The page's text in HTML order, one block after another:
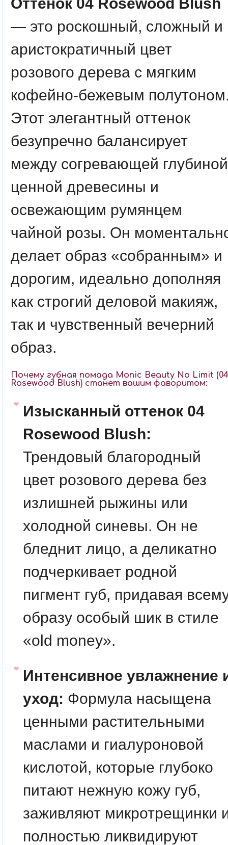
— это роскошный, сложный и
аристократичный цвет
розового дерева с мягким
кофейно-бежевым
Этот элегантный оттенок
безупречно балансирует
между согревающей глубиной
ценной древесины и
освежающим румянцем
чайной розы. Он
делает образ «собранным» и
дорогим, идеально дополняя
как строгий деловой макияж,
так и чувственный вечерний
образ.
Почему губная помада Monic Beauty No Limit (04
Rosewood Blush) станет вашим фаворитом:
Изысканный оттенок 04
Rosewood Blush:
Трендовый благородный
цвет розового дерева без
излишней рыжины или
холодной синевы. Он не
бледнит лицо, а деликатно
подчеркивает родной
пигмент губ, придавая
образу особый шик в стиле
«old money».
Интенсивное увлажнение
уход: Формула насыщена
ценными растительными
маслами и гиалуроновой
кислотой, которые глубоко
питают нежную кожу губ,
заживляют микротрещинки
полностью ликвидируют